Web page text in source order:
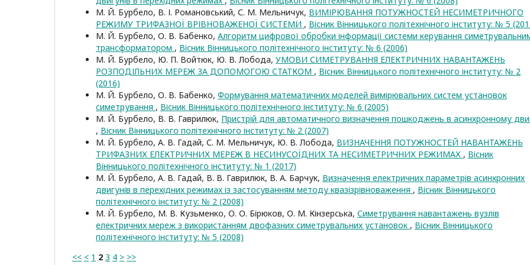
М. Й. Бурбело, В. І. Романовський, С. М. Мельничук, ВИМІРЮВАННЯ ПОТУЖНОСТЕЙ НЕСИМЕТРИЧНОГО
РЕЖИМУ ТРИФАЗНОЇ ВРІВНОВАЖЕНОЇ СИСТЕМИ , Вісник Вінницького політехнічного інституту: № 5
М. Й. Бурбело, О. В. Бабенко, Алгоритм цифрової обробки інформації системи керування
трансформатором , Вісник Вінницького політехнічного інституту: № 6 (2006)
М. Й. Бурбело, Ю. П. Войтюк, Ю. В. Лобода, УМОВИ СИМЕТРУВАННЯ ЕЛЕКТРИЧНИХ НАВАНТАЖЕНЬ
РОЗПОДІЛЬНИХ МЕРЕЖ ЗА ДОПОМОГОЮ СТАТКОМ , Вісник Вінницького політехнічного інституту: № 2
(2016)
М. Й. Бурбело, О. В. Бабенко, Формування математичних моделей вимірювальних систем установок
симетрування , Вісник Вінницького політехнічного інституту: № 6 (2005)
М. Й. Бурбело, В. В. Гаврилюк, Пристрій для автоматичного визначення пошкоджень в асинхронному
, Вісник Вінницького політехнічного інституту: № 2 (2007)
М. Й. Бурбело, А. В. Гадай, С. М. Мельничук, Ю. В. Лобода, ВИЗНАЧЕННЯ ПОТУЖНОСТЕЙ НАВАНТАЖЕНЬ
ТРИФАЗНИХ ЕЛЕКТРИЧНИХ МЕРЕЖ В НЕСИНУСОЇДНИХ ТА НЕСИМЕТРИЧНИХ РЕЖИМАХ , Вісник
Вінницького політехнічного інституту: № 1 (2017)
М. Й. Бурбело, А. В. Гадай, В. В. Гаврилюк, В. А. Барчук, Визначення електричних параметрів асинхронних
двигунів в перехідних режимах із застосуванням методу квазізрівноваження , Вісник Вінницького
політехнічного інституту: № 2 (2008)
М. Й. Бурбело, М. В. Кузьменко, О. О. Бірюков, О. М. Кінзерська, Симетрування навантажень вузлів
електричних мереж з використанням двофазних симетрувальних установок , Вісник Вінницького
політехнічного інституту: № 5 (2008)
<< < 1 2 3 4 > >>